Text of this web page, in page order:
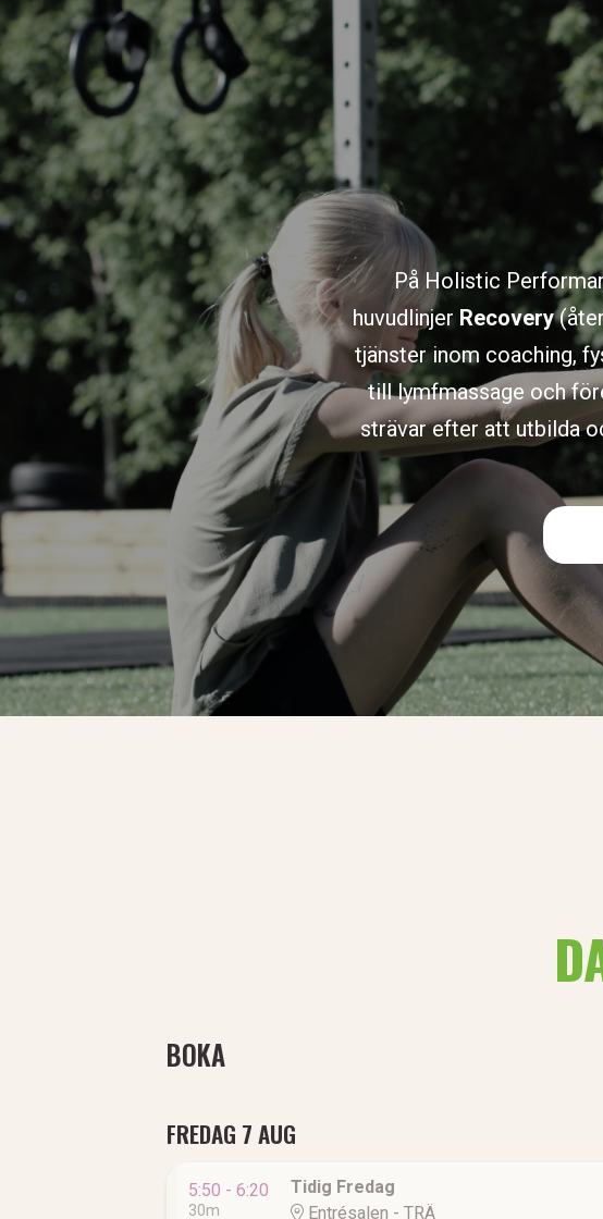
På Holistic
huvudlinjer Recovery
tjänster inom coaching,
till lymfmassage och
strävar efter att utbilda
BOKA
FREDAG 7 AUG
5:50 - 6:20
30m
Tidig Fredag
Entrésalen - TRÄ